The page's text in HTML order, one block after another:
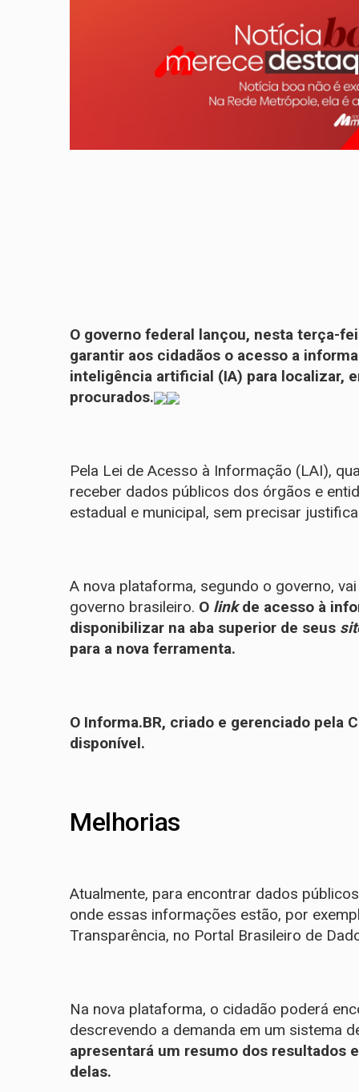
O governo federal lançou, nesta terça-
garantir aos cidadãos o acesso a
inteligência artificial (IA) para localizar,
procurados.
Pela Lei de Acesso à Informação (LAI),
receber dados públicos dos órgãos e
estadual e municipal, sem precisar
A nova plataforma, segundo o governo,
governo brasileiro. O linkde acesso à
disponibilizar na aba superior de seus
para a nova ferramenta.
O Informa.BR, criado e gerenciado pela
disponível.
Melhorias
Atualmente, para encontrar dados
onde essas informações estão, por
Transparência, no Portal Brasileiro de
Na nova plataforma, o cidadão poderá
descrevendo a demanda em um sistema
apresentará um resumo dos resultados
delas.